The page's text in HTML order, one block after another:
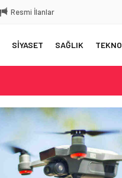
Resmi İlanlar
SİYASET SAĞLIK